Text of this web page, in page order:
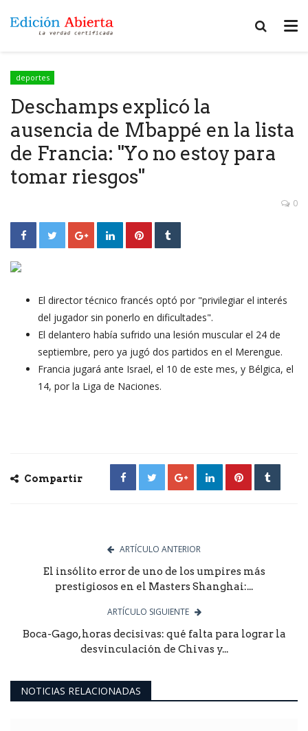
deportes
Deschamps explicó la
ausencia de Mbappé en la lista
de Francia: "Yo no estoy para
tomar riesgos"
0
El director técnico francés optó por "privilegiar el interés
del jugador sin ponerlo en dificultades".
El delantero había sufrido una lesión muscular el 24 de
septiembre, pero ya jugó dos partidos en el Merengue.
Francia jugará ante Israel, el 10 de este mes, y Bélgica, el
14, por la Liga de Naciones.
Compartir
ARTÍCULO ANTERIOR
El insólito error de uno de los umpires más
prestigiosos en el Masters Shanghai:...
ARTÍCULO SIGUIENTE
Boca-Gago, horas decisivas: qué falta para lograr la
desvinculación de Chivas y...
NOTICIAS RELACIONADAS